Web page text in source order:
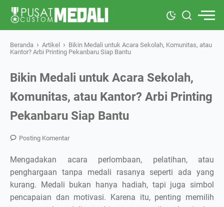
Beranda › Artikel › Bikin Medali untuk Acara Sekolah, Komunitas, atau
Kantor? Arbi Printing Pekanbaru Siap Bantu
Bikin Medali untuk Acara Sekolah,
Komunitas, atau Kantor? Arbi Printing
Pekanbaru Siap Bantu
Posting Komentar
Mengadakan acara perlombaan, pelatihan, atau
penghargaan tanpa medali rasanya seperti ada yang
kurang. Medali bukan hanya hadiah, tapi juga simbol
pencapaian dan motivasi. Karena itu, penting memilih